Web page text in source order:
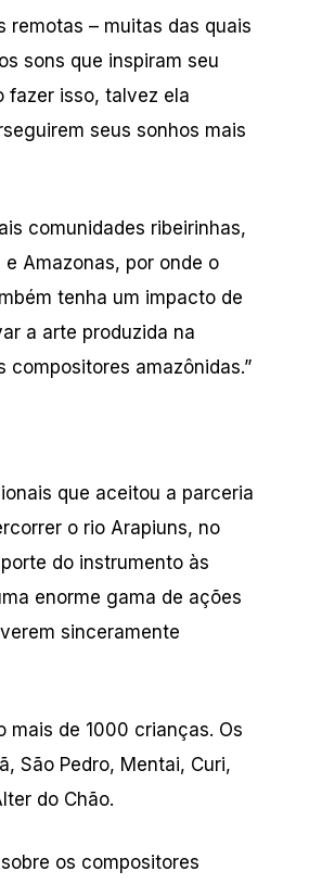
remotas – muitas das quais
sons que inspiram seu
fazer isso, talvez ela
seus sonhos mais
comunidades ribeirinhas,
Amazonas, por onde o
tenha um impacto de
a arte produzida na
amazônidas.”
que aceitou a parceria
o rio Arapiuns, no
do instrumento às
enorme gama de ações
sinceramente
de 1000 crianças. Os
São Pedro, Mentai, Curi,
do Chão.
os compositores